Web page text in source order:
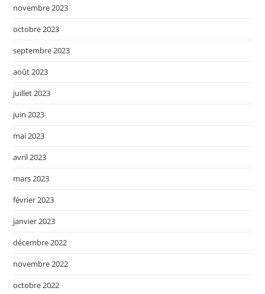
novembre 2023
octobre 2023
septembre 2023
août 2023
juillet 2023
juin 2023
mai 2023
avril 2023
mars 2023
février 2023
janvier 2023
décembre 2022
novembre 2022
octobre 2022